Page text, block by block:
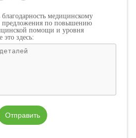
медицинскому
предложения по повышению
помощи и уровня
здесь:
Отправить